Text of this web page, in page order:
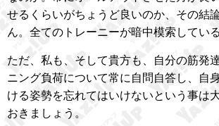
せるくらいがちょうど良いのか、その結
ん。全てのトレーニーが暗中模索してい
ただ、私も、そして貴方も、自分の筋発
ニング負荷について常に自問自答し、自
ける姿勢を忘れてはいけないという事は
おきましょう。